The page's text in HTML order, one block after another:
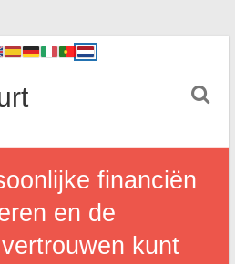
financiën
en de
kunt